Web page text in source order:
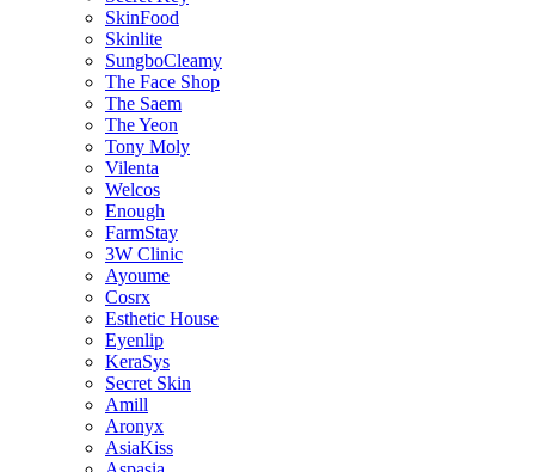
SkinFood
Skinlite
SungboCleamy
The Face Shop
The Saem
The Yeon
Tony Moly
Vilenta
Welcos
Enough
FarmStay
3W Clinic
Ayoume
Cosrx
Esthetic House
Eyenlip
KeraSys
Secret Skin
Amill
Aronyx
AsiaKiss